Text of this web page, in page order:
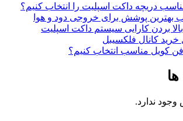
دریچه داکت اسپلیت را انتخاب کنیم؟
بهترین پوشش برای خروجی دود و هوا
بردن کارایی سیستم داکت اسپلیت
خرید کانال فلکسیبل
کویل مناسب انتخاب کنیم؟
وجود ندارد.